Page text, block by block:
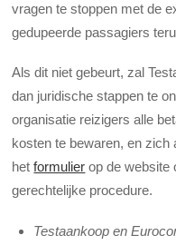
vragen te stoppen met de
gedupeerde passagiers
Als dit niet gebeurt, zal
dan juridische stappen te
organisatie reizigers alle
kosten te bewaren, en zich
hetformulier op de website
gerechtelijke procedure.
Testaankoop en